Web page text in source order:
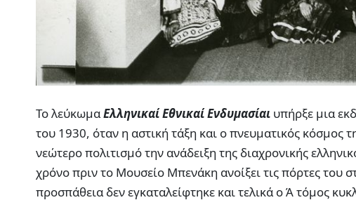
Το λεύκωμαΕλληνικαί Εθνικαί Ενδυμασίαιυπήρξε μια
του 1930, όταν η αστική τάξη και ο πνευματικός
νεώτερο πολιτισμό την ανάδειξη της διαχρονικής
χρόνο πριν το Μουσείο Μπενάκη ανοίξει τις πόρτες του
προσπάθεια δεν εγκαταλείφτηκε και τελικά ο Ά τόμος